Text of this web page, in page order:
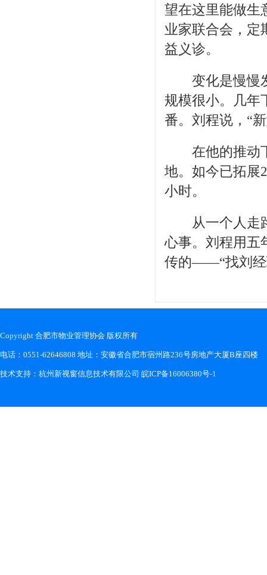
望在这里能做生
业家联合会，定
益义诊。
变化是慢慢发
规模很小。几年
番。刘程说，“
在他的推动下
地。如今已拓展
小时。
从一个人走路
心事。刘程用五
传的——“找刘经
Copyright 合肥市物业管理协会 版权所有
电话：0551-62646808 地址：安徽省合肥市宿州路236号房地产大厦B座四楼
技术支持： 杭州新视窗信息技术有限公司 皖ICP备16006380号-1